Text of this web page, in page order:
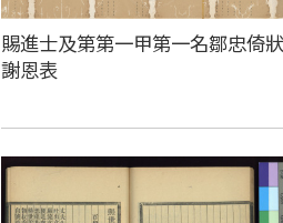
賜進士及第第一甲第一名鄒忠倚
謝恩表